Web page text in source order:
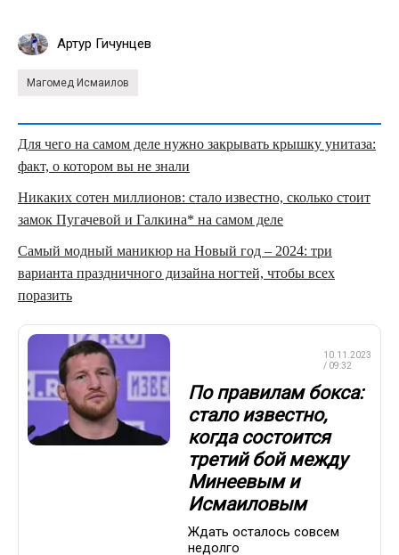
Артур Гичунцев
Магомед Исмаилов
Для чего на самом деле нужно закрывать крышку унитаза:
факт, о котором вы не знали
Никаких сотен миллионов: стало известно, сколько стоит
замок Пугачевой и Галкина* на самом деле
Самый модный маникюр на Новый год – 2024: три
варианта праздничного дизайна ногтей, чтобы всех
поразить
10.11.2023
/ 09:32
По правилам бокса:
стало известно,
когда состоится
третий бой между
Минеевым и
Исмаиловым
Ждать осталось совсем
недолго